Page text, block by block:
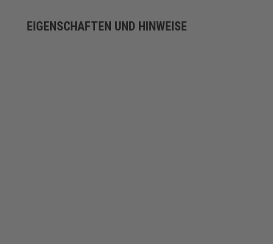
EIGENSCHAFTEN UND HINWEISE